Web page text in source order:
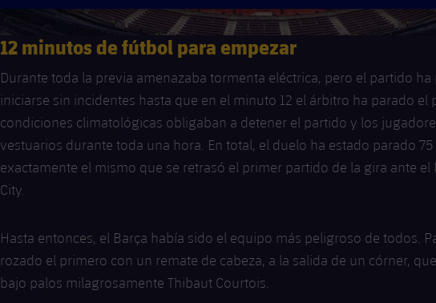
12 minutos de fútbol para empezar
Durante toda la previa amenazaba tormenta eléctrica, pero el partido
iniciarse sin incidentes hasta que en el minuto 12 el árbitro ha parado el
condiciones climatológicas obligaban a detener el partido y los
vestuarios durante toda una hora. En total, el duelo ha estado parado
exactamente el mismo que se retrasó el primer partido de la gira ante el
City.
Hasta entonces, el Barça había sido el equipo más peligroso de todos.
rozado el primero con un remate de cabeza, a la salida de un córner,
bajo palos milagrosamente Thibaut Courtois.